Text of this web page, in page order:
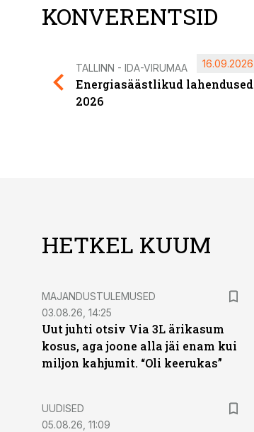
KONVERENTSID
TALLINN - IDA-VIRUMAA
Energiasäästlikud lahendused
2026
16.09.2026
HETKEL KUUM
MAJANDUSTULEMUSED
03.08.26, 14:25
Uut juhti otsiv Via 3L ärikasum
kosus, aga joone alla jäi enam kui
miljon kahjumit. “Oli keerukas”
UUDISED
05.08.26, 11:09